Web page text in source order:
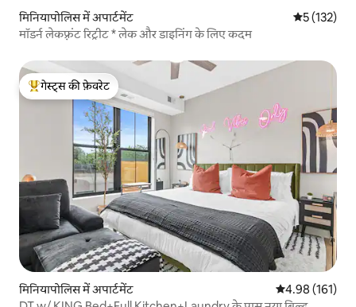
मिनियापोलिस में अपार्टमेंट औसत रेटिंग 5
5 (132)
मॉडर्न लेकफ़्रंट रिट्रीट * लेक और डाइनिंग के लिए कदम
गेस्ट्स का टॉप फ़ेवरेट
गेस्ट्स की फ़ेवरेट
मिनियापोलिस में अपार्टमेंट औसत रेटिंग 5 में से
4.98 (161)